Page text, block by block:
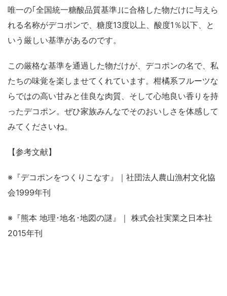
唯一の｢全国統一糖酸品質基準｣に合格した物だけに与えら
れる名称がデコポンで、糖度13度以上、酸度1％以下、と
いう厳しい基準があるのです。
この厳格な基準を通過した物だけが、デコポンの名で、私
たちの味覚を楽しませてくれています。柑橘系フルーツな
らではの高い甘みと佳良な肉質、そして心地良い香りを持
ったデコポン。ぜひ家族みんなでそのおいしさを体感して
みてくださいね。
【参考文献】
※『デコポンをつくりこなす』｜社団法人農山漁村文化協
会1999年刊
※『熊本 地理･地名･地図の謎』｜ 株式会社実業之日本社
2015年刊